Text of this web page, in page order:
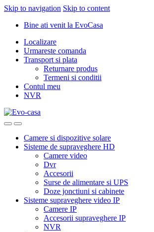
Skip to navigation Skip to content
Bine ati venit la EvoCasa
Localizare
Urmareste comanda
Transport si plata
Returnare produs
Termeni si conditii
Contul meu
NVR
Camere si dispozitive solare
Sisteme de supraveghere HD
Camere video
Dvr
Accesorii
Surse de alimentare si UPS
Doze jonctiuni si cabinete
Sisteme supraveghere video IP
Camere IP
Accesorii supraveghere IP
NVR